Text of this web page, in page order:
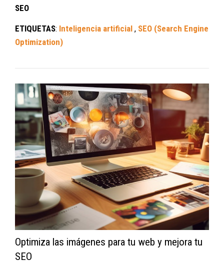
SEO
ETIQUETAS: Inteligencia artificial , SEO (Search Engine
Optimization)
Optimiza las imágenes para tu web y mejora tu
SEO